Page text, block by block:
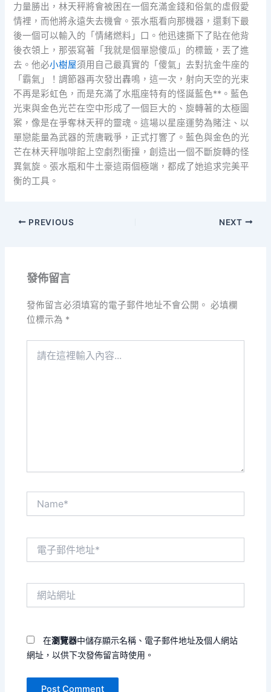
力量勝出，林天秤將會被困在一個充滿金錢和俗氣的虛假愛
情裡，而他將永遠失去機會。張水瓶看向那機器，還剩下最
後一個可以輸入的「情緒燃料」口。他迅速撕下了貼在他背
後衣領上，那張寫著「我就是個單戀傻瓜」的標籤，丟了進
去。他必小樹屋須用自己最真實的「傻氣」去對抗金牛座的
「霸氣」！調節器再次發出轟鳴，這一次，射向天空的光束
不再是彩虹色，而是充滿了水瓶座特有的怪誕藍色**。藍色
光束與金色光芒在空中形成了一個巨大的、旋轉著的太極圖
案，像是在爭奪林天秤的靈魂。這場以星座運勢為賭注、以
單戀能量為武器的荒唐戰爭，正式打響了。藍色與金色的光
芒在林天秤咖啡館上空劇烈衝撞，創造出一個不斷旋轉的怪
異氣旋。張水瓶和牛土豪這兩個極端，都成了她追求完美平
衡的工具。
PREVIOUS NEXT
發佈留言
發佈留言必須填寫的電子郵件地址不會公開。 必填欄
位標示為 *
在瀏覽器中儲存顯示名稱、電子郵件地址及個人網站
網址，以供下次發佈留言時使用。